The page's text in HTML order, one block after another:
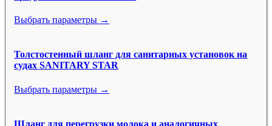
Выбрать параметры →
Толстостенный шланг для санитарных установок на
судах SANITARY STAR
Выбрать параметры →
Шланг для перегрузки молока и аналогичных